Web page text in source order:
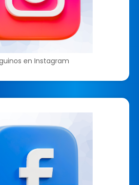
en Instagram